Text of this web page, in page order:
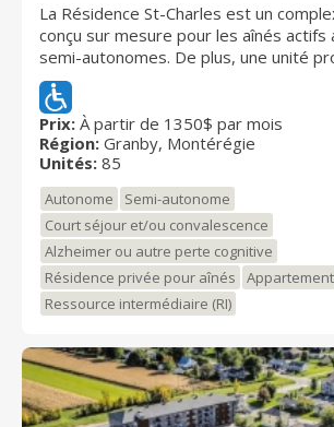
La Résidence St-Charles est un
conçu sur mesure pour les aînés
semi-autonomes. De plus, une unité prothétique de
12 chambres nous permet d'accueillir
avec problèmes cognitifs (Alzheimer ou
offrant une gamme de services
environnement stimulant. De plus, vous pouvez
bénéficier d'un hébergement
et nous accueillons aussi des gens en
N'hésitez pas à prendre un rendez-vous! Au plaisir
vous rencontrer, L'équipe de
Prix: À partir de 1350$ par mois
Région: Granby, Montérégie
Unités: 85
Autonome
Semi-autonome
Court séjour et/ou convalescence
Alzheimer ou autre perte cognitive
Résidence privée pour aînés
Appartement
Ressource intermédiaire (RI)